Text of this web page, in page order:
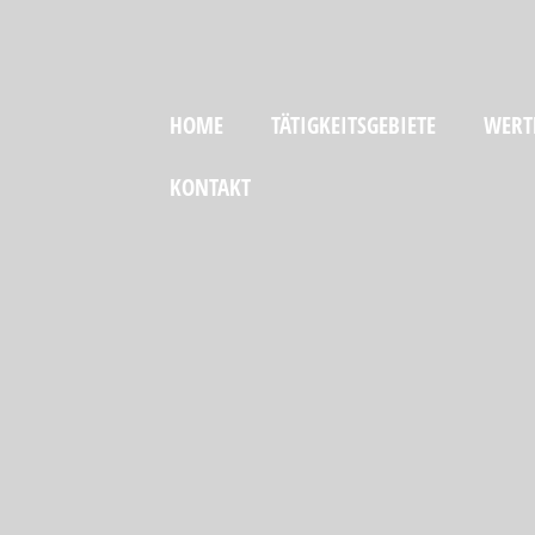
HOME TÄTIGKEITSGEBIETE
KONTAKT